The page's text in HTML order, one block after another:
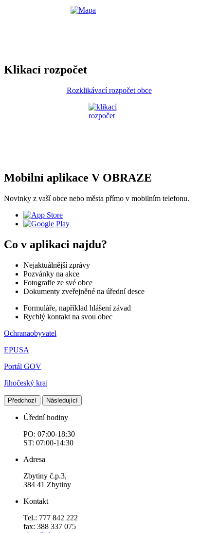
Klikací rozpočet
Rozklikávací rozpočet obce
Mobilní aplikace V OBRAZE
Novinky z vaší obce nebo města přímo v mobilním telefonu.
Co v aplikaci najdu?
Nejaktuálnější zprávy
Pozvánky na akce
Fotografie ze své obce
Dokumenty zveřejněné na úřední desce
Formuláře, například hlášení závad
Rychlý kontakt na svou obec
Ochranaobyvatel
EPUSA
Portál GOV
Jihočeský kraj
Předchozí Následující
Úřední hodiny
PO: 07:00-18:30
ST: 07:00-14:30
Adresa
Zbytiny č.p.3,
384 41 Zbytiny
Kontakt
Tel.: 777 842 222
fax: 388 337 075